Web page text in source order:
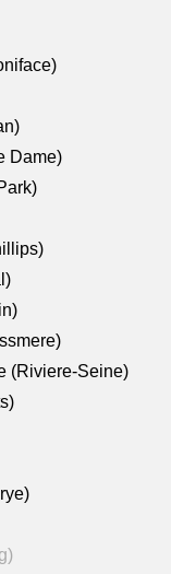
Dame)
(Riviere-Seine)